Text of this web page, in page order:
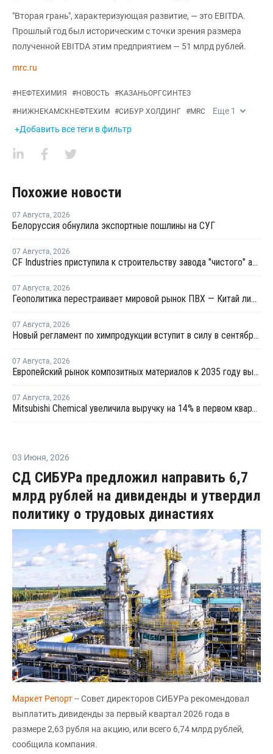
"Вторая грань", характеризующая развитие, — это EBITDA.
Прошлый год был историческим с точки зрения размера
полученной EBITDA этим предприятием — 51 млрд рублей.
mrc.ru
#НЕФТЕХИМИЯ #НОВОСТЬ #КАЗАНЬОРГСИНТЕЗ
#НИЖНЕКАМСКНЕФТЕХИМ #СИБУР ХОЛДИНГ #MRC Еще 1
+Добавить все теги в фильтр
Похожие новости
07 Августа, 2026
Белоруссия обнулила экспортные пошлины на СУГ
07 Августа, 2026
CF Industries приступила к строительству завода "чистого" аммиака за USD4 миллиарда
07 Августа, 2026
Геополитика перестраивает мировой рынок ПВХ — Китай лидирует в экспорте
07 Августа, 2026
Новый регламент по химпродукции вступит в силу в сентябре 2027 года
07 Августа, 2026
Европейский рынок композитных материалов к 2035 году вырастет до USD47,5 млрд
07 Августа, 2026
Mitsubishi Chemical увеличила выручку на 14% в первом квартале японского финансового года
03 Июня, 2026
СД СИБУРа предложил направить 6,7
млрд рублей на дивиденды и утвердил
политику о трудовых династиях
Маркет Репорт-- Совет директоров СИБУРа рекомендовал
выплатить дивиденды за первый квартал 2026 года в
размере 2,63 рубля на акцию, или всего 6,74 млрд рублей,
сообщила компания.